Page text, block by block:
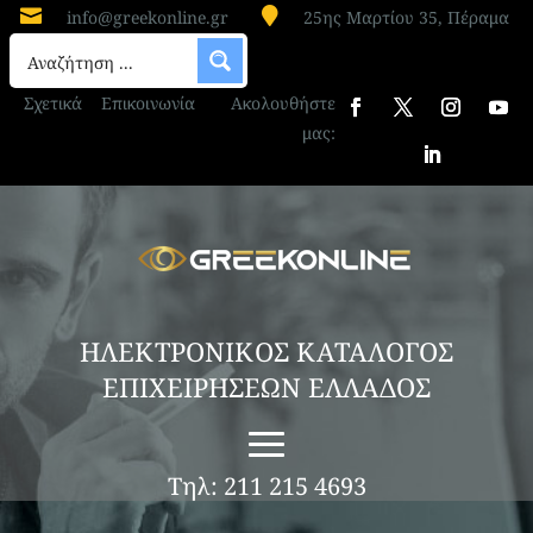
 info@greekonline.gr  25ης Μαρτίου 35, Πέραμα
Σχετικά Επικοινωνία
Ακολουθήστε
μας:
ΗΛΕΚΤΡΟΝΙΚΟΣ ΚΑΤΑΛΟΓΟΣ
ΕΠΙΧΕΙΡΗΣΕΩΝ ΕΛΛΑΔΟΣ
Τηλ: 211 215 4693